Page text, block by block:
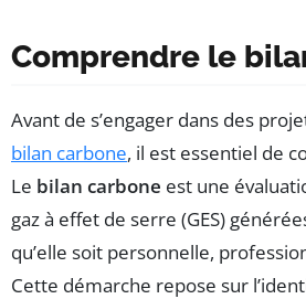
Comprendre le
Avant de s’engager dans des
bilan carbone, il est essentiel de
Le bilan carbone est une
gaz à effet de serre (GES)
qu’elle soit personnelle,
Cette démarche repose sur